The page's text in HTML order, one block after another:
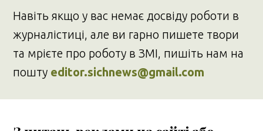
Навіть якщо у вас немає досвіду роботи в
журналістиці, але ви гарно пишете твори
та мрієте про роботу в ЗМІ, пишіть нам на
пошту editor.sichnews@gmail.com